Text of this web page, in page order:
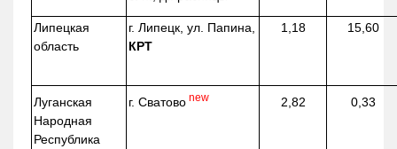
Липецкая
область
г. Липецк, ул. Папина,
КРТ
1,18 15,60
Луганская
Народная
Республика
г. Сватово new 2,82 0,33